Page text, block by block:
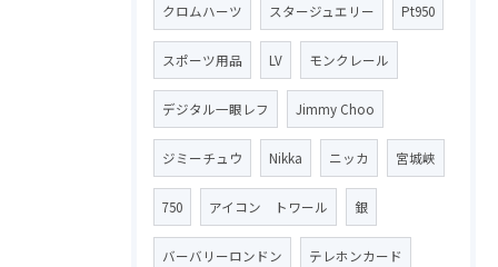
クロムハーツ スタージュエリー Pt950
スポーツ用品 LV モンクレール
デジタル一眼レフ Jimmy Choo
ジミーチュウ Nikka ニッカ 宮城峡
750 アイコン トワール 銀
バーバリーロンドン テレホンカード